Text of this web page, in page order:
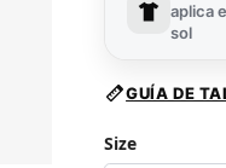
aplica
sol
GUÍA DE
Size